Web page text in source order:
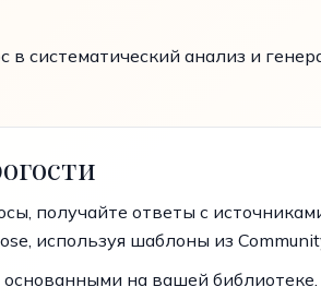
в систематический анализ и
получайте ответы с
используя шаблоны из
на вашей библиотеке.